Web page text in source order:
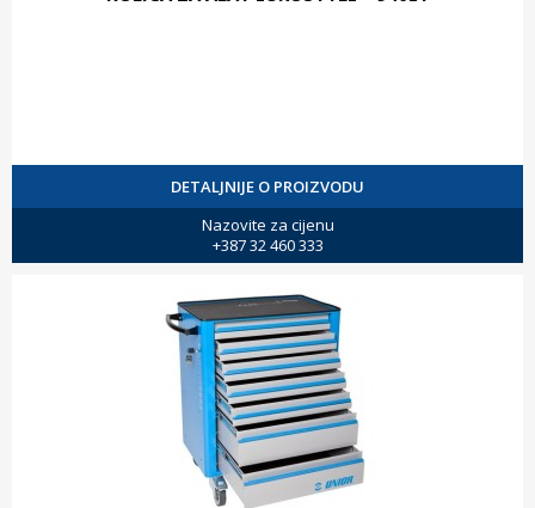
DETALJNIJE O PROIZVODU
Nazovite za cijenu
+387 32 460 333